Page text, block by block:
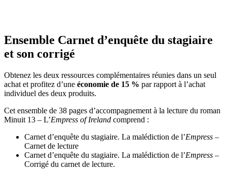
Ensemble Carnet d’enquête du stagiaire
et son corrigé
Obtenez les deux ressources complémentaires réunies dans un seul
achat et profitez d’une économie de 15 % par rapport à l’achat
individuel des deux produits.
Cet ensemble de 38 pages d’accompagnement à la lecture du roman
Minuit 13 – L’Empress of Ireland comprend :
Carnet d’enquête du stagiaire. La malédiction de l’Empress –
Carnet de lecture
Carnet d’enquête du stagiaire. La malédiction de l’Empress –
Corrigé du carnet de lecture.